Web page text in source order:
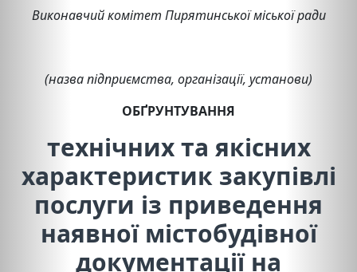
Виконавчий комітет Пирятинської міської ради
(назва підприємства, організації, установи)
ОБҐРУНТУВАННЯ
технічних та якісних
характеристик закупівлі
послуги із приведення
наявної містобудівної
документації на